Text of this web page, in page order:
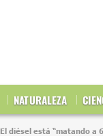
NATURALEZA
El diésel está “matando a